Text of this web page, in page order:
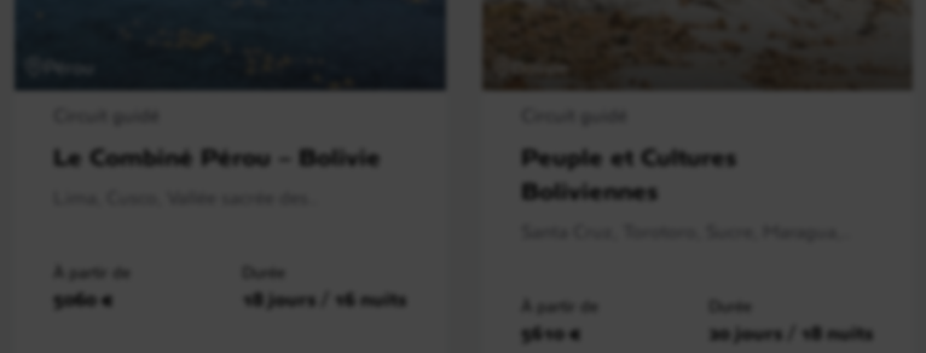
Pérou
Le Combiné Pérou – Bolivie
À partir de
5060 €
Durée
18 jours / 16 nuits
Peuple et Cultures
Boliviennes
À partir de
5610 €
Durée
20 jours / 18 nuits